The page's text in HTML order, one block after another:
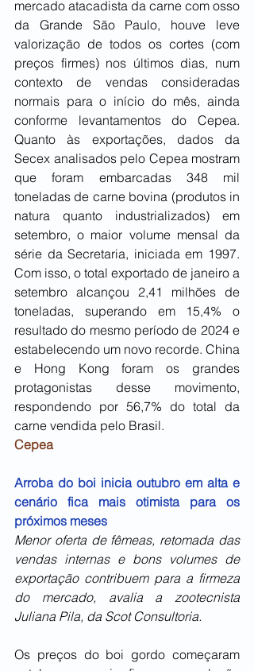
mercado atacadista da carne com osso
da Grande São Paulo, houve leve
valorização de todos os cortes (com
preços firmes) nos últimos dias, num
contexto de vendas consideradas
normais para o início do mês, ainda
conforme levantamentos do Cepea.
Quanto às exportações, dados da
Secex analisados pelo Cepea mostram
que foram embarcadas 348 mil
toneladas de carne bovina (produtos in
natura quanto industrializados) em
setembro, o maior volume mensal da
série da Secretaria, iniciada em 1997.
Com isso, o total exportado de janeiro a
setembro alcançou 2,41 milhões de
toneladas, superando em 15,4% o
resultado do mesmo período de 2024 e
estabelecendo um novo recorde. China
e Hong Kong foram os grandes
protagonistas desse movimento,
respondendo por 56,7% do total da
carne vendida pelo Brasil.
Cepea
Arroba do boi inicia outubro em alta e
cenário fica mais otimista para os
próximos meses
Menor oferta de fêmeas, retomada das
vendas internas e bons volumes de
exportação contribuem para a firmeza
do mercado, avalia a zootecnista
Juliana Pila, da Scot Consultoria.
Os preços do boi gordo começaram